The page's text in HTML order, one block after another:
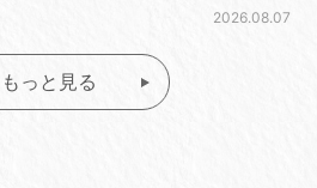
2026.08.07
もっと見る